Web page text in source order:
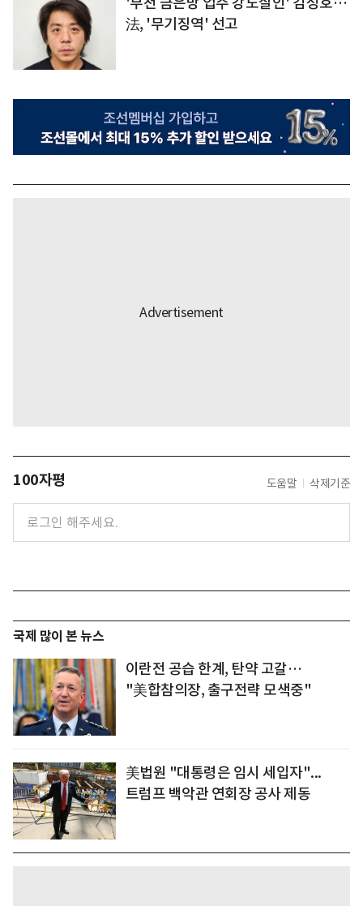
法, '무기징역' 선고
100자평 도움말 삭제기준
국제 많이 본 뉴스
이란전 공습 한계, 탄약 고갈…
"美합참의장, 출구전략 모색중"
美법원 "대통령은 임시 세입자"...
트럼프 백악관 연회장 공사 제동